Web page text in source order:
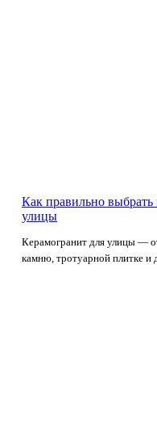
Как правильно
улицы
Керамогранит для улицы —
камню, тротуарной плитке и